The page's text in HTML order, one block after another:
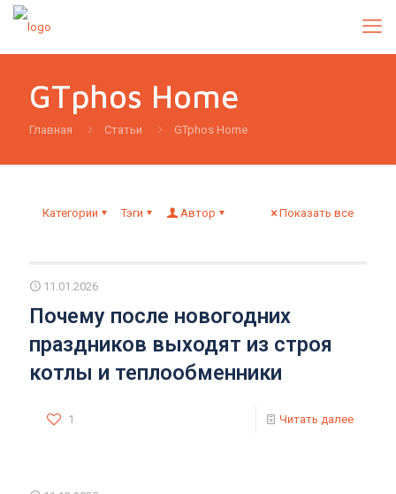
GTphos Home
Главная Статьи GTphos Home
Категории Тэги Автор Показать все
11.01.2026
Почему после новогодних
праздников выходят из строя
котлы и теплообменники
1 Читать далее